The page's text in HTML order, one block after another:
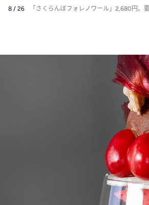
8 / 26 「さくらんぼフォレノワール」2,680円。要